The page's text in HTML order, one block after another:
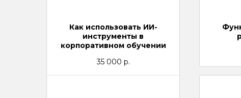
Как использовать ИИ-
инструменты в
корпоративном обучении
35 000 р.